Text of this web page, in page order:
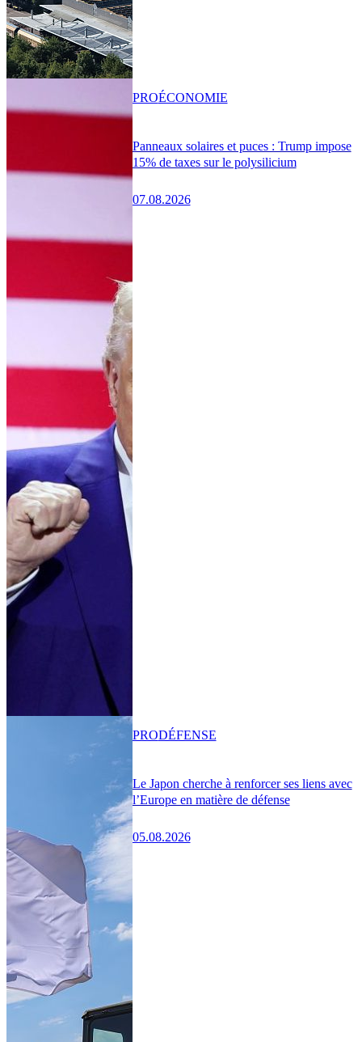
Panneaux solaires et puces : Trump impose
15% de taxes sur le polysilicium
07.08.2026
PROÉCONOMIE
Le Japon cherche à renforcer ses liens avec
l’Europe en matière de défense
05.08.2026
PRODÉFENSE